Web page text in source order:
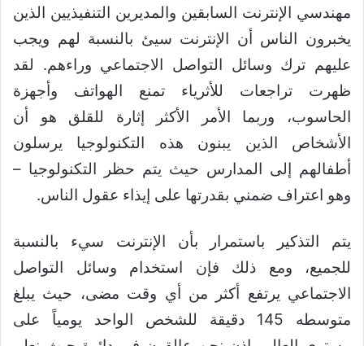
مهندسي الإنترنت السابقين والمديرين التنفيذيين الذين
يخبرون الناس أن الإنترنت سيئ بالنسبة لهم ويجب
عليهم ترك وسائل التواصل الاجتماعي وراءهم. لقد
ظهرت تراجعات للأثرياء تمنع الهواتف وأجهزة
الحاسوب، وربما الأمر الأكثر إثارة للقلق هو أن
الأشخاص الذين يبنون هذه التكنولوجيا يرسلون
أطفالهم إلى المدارس حيث يتم حظر التكنولوجيا –
وهو اعتراف ضمني بقدرتها على إيذاء عقول الناس.
يتم التذكير باستمرار بأن الإنترنت سيء بالنسبة
للجميع، ومع ذلك فإن استخدام وسائل التواصل
الاجتماعي يرتفع أكثر من أي وقت مضى، حيث يبلغ
متوسطه 145 دقيقة للشخص الواحد يومياً على